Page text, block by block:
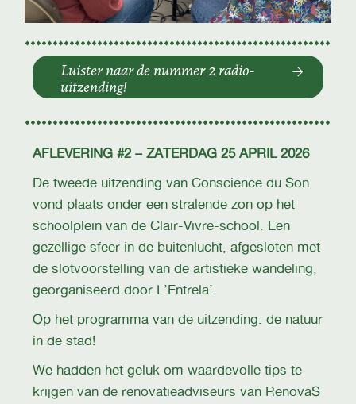
Luister naar de nummer 2 radio-
uitzending!
AFLEVERING #2 – ZATERDAG 25 APRIL 2026
De tweede uitzending van Conscience du Son
vond plaats onder een stralende zon op het
schoolplein van de Clair-Vivre-school. Een
gezellige sfeer in de buitenlucht, afgesloten met
de slotvoorstelling van de artistieke wandeling,
georganiseerd door L’Entrela’.
Op het programma van de uitzending: de natuur
in de stad!
We hadden het geluk om waardevolle tips te
krijgen van de renovatieadviseurs van RenovaS